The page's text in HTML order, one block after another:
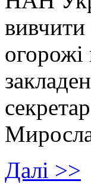
вивчити
огорожі
Далі >>